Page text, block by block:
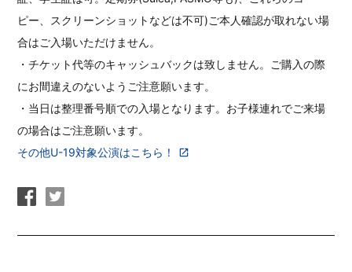
ピー、スクリーンショットなどは不可)ご本人確認が取れない場
合はご入場いただけません。
・チケット代等のキャッシュバックは致しません。ご購入の際
にお間違えのないようご注意願います。
・当日は整理番号順での入場となります。お子様連れでご来場
の場合はご注意願います。
その他U-19対象公演はこちら！